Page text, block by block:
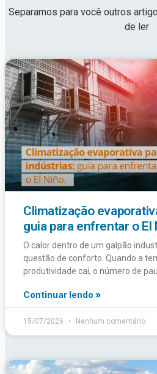
Separamos para você outros
de ler
Climatização
guia para enfrentar o El
O calor dentro de um galpão
questão de conforto. Quando a
produtividade cai, o número de
Continuar lendo »
15/07/2026 Nenhum comentário